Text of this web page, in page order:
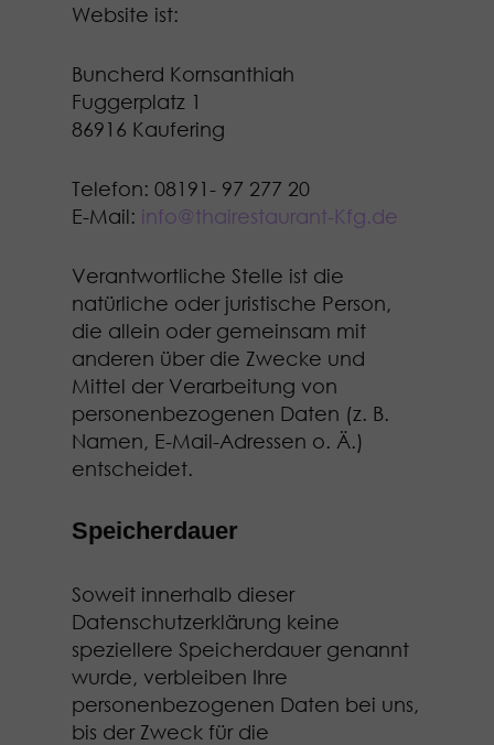
Website ist:
Buncherd Kornsanthiah
Fuggerplatz 1
86916 Kaufering
Telefon: 08191- 97 277 20
E-Mail: info@thairestaurant-Kfg.de
Verantwortliche Stelle ist die
natürliche oder juristische Person,
die allein oder gemeinsam mit
anderen über die Zwecke und
Mittel der Verarbeitung von
personenbezogenen Daten (z. B.
Namen, E-Mail-Adressen o. Ä.)
entscheidet.
Speicherdauer
Soweit innerhalb dieser
Datenschutzerklärung keine
speziellere Speicherdauer genannt
wurde, verbleiben Ihre
personenbezogenen Daten bei uns,
bis der Zweck für die